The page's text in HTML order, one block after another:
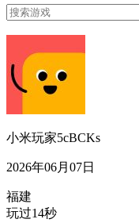
小米玩家5cBCKs
2026年06月07日
福建
玩过14秒